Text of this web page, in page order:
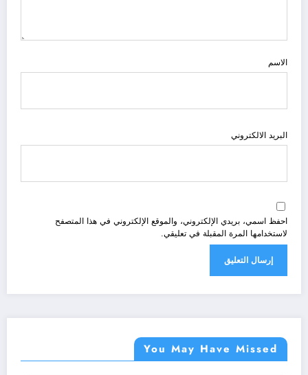
الاسم
البريد الالكتروني
احفظ اسمي، بريدي الإلكتروني، والموقع الإلكتروني في هذا المتصفح
لاستخدامها المرة المقبلة في تعليقي.
You May Have Missed